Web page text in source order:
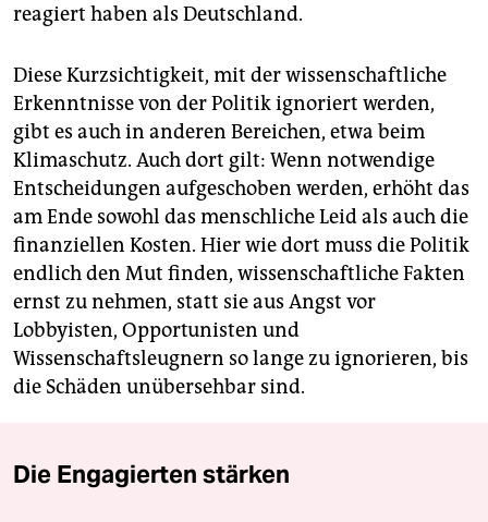
reagiert haben als Deutschland.
Diese Kurzsichtigkeit, mit der wissenschaftliche
Erkenntnisse von der Politik ignoriert werden,
gibt es auch in anderen Bereichen, etwa beim
Klimaschutz. Auch dort gilt: Wenn notwendige
Entscheidungen aufgeschoben werden, erhöht das
am Ende sowohl das menschliche Leid als auch die
finanziellen Kosten. Hier wie dort muss die Politik
endlich den Mut finden, wissenschaftliche Fakten
ernst zu nehmen, statt sie aus Angst vor
Lobbyisten, Opportunisten und
Wissenschaftsleugnern so lange zu ignorieren, bis
die Schäden unübersehbar sind.
Die Engagierten stärken